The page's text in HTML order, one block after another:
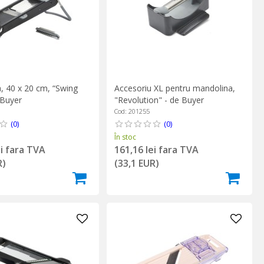
40 x 20 cm, “Swing
(0)
fara TVA
Accesoriu XL pentru mandolina,
"Revolution" - de Buyer
Cod: 201255
(0)
În stoc
161,16 lei fara TVA
(33,1 EUR)